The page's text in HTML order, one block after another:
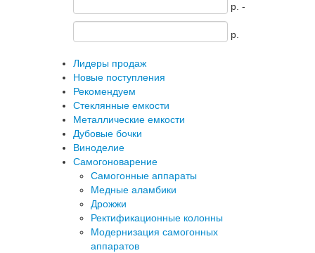
p. -
p.
Лидеры продаж
Новые поступления
Рекомендуем
Стеклянные емкости
Металлические емкости
Дубовые бочки
Виноделие
Самогоноварение
Самогонные аппараты
Медные аламбики
Дрожжи
Ректификационные колонны
Модернизация самогонных
аппаратов